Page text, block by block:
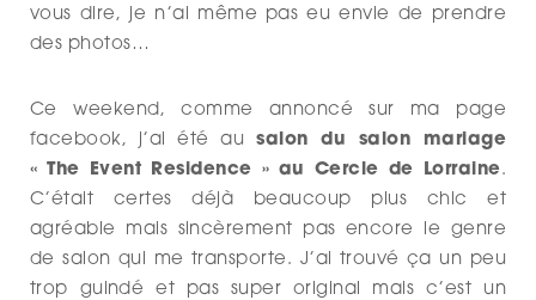
vous dire, je n’ai même pas eu envie de prendre
des photos…
Ce weekend, comme annoncé sur ma page
facebook, j’ai été ausalon du salon mariage
« The Event Residence » au Cercle de Lorraine.
C’était certes déjà beaucoup plus chic et
agréable mais sincèrement pas encore le genre
de salon qui me transporte. J’ai trouvé ça un peu
trop guindé et pas super original mais c’est un